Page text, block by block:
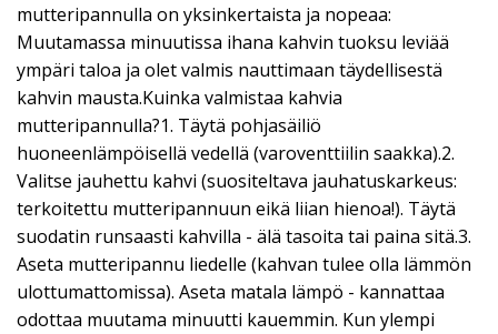
mutteripannulla on yksinkertaista ja nopeaa:
Muutamassa minuutissa ihana kahvin tuoksu leviää
ympäri taloa ja olet valmis nauttimaan täydellisestä
kahvin mausta.Kuinka valmistaa kahvia
mutteripannulla?1. Täytä pohjasäiliö
huoneenlämpöisellä vedellä (varoventtiilin saakka).2.
Valitse jauhettu kahvi (suositeltava jauhatuskarkeus:
terkoitettu mutteripannuun eikä liian hienoa!). Täytä
suodatin runsaasti kahvilla - älä tasoita tai paina sitä.3.
Aseta mutteripannu liedelle (kahvan tulee olla lämmön
ulottumattomissa). Aseta matala lämpö - kannattaa
odottaa muutama minuutti kauemmin. Kun ylempi